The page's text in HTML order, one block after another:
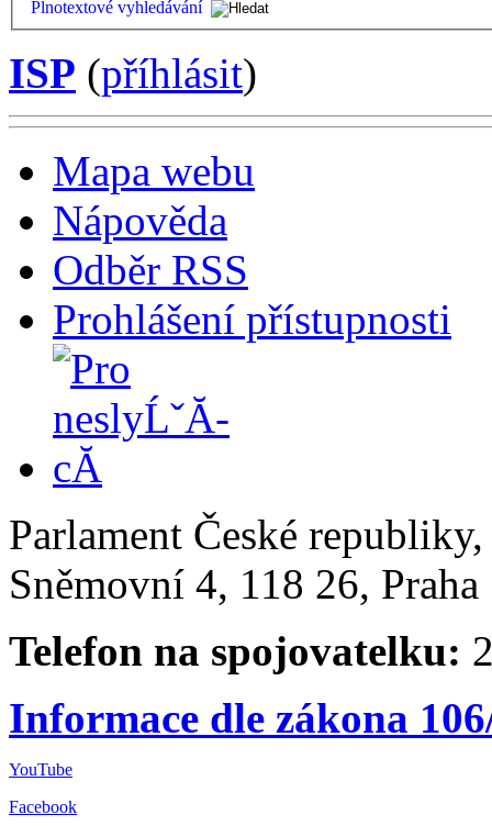
Plnotextové vyhledávání
ISP (příhlásit)
Mapa webu
Nápověda
Odběr RSS
Prohlášení přístupnosti
Parlament České
Sněmovní 4, 118 26,
Telefon na spojovatelku:
Informace dle zákona
YouTube
Facebook